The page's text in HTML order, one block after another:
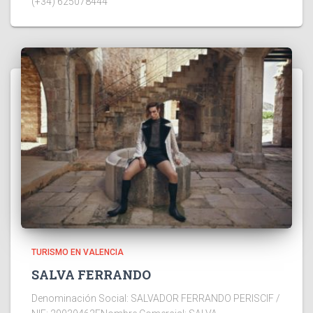
TURISMO EN VALENCIA
SALVA FERRANDO
Denominación Social: SALVADOR FERRANDO PERISCIF /